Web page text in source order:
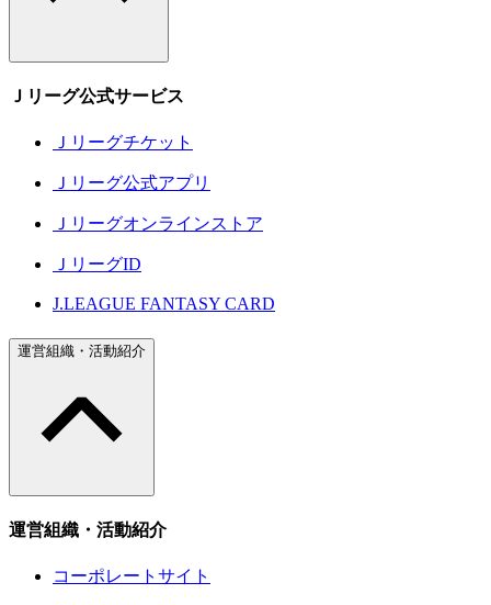
Ｊリーグ公式サービス
Ｊリーグチケット
Ｊリーグ公式アプリ
Ｊリーグオンラインストア
ＪリーグID
J.LEAGUE FANTASY CARD
運営組織・活動紹介
運営組織・活動紹介
コーポレートサイト